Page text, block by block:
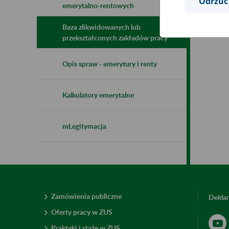
emerytalno-rentowych
Baza zlikwidowanych lub
przekształconych zakładów pracy
Opis spraw - emerytury i renty
Kalkulatory emerytalne
mLegitymacja
Zamówienia publiczne
Oferty pracy w ZUS